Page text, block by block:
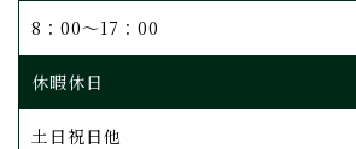
8：00～17：00
休暇休日
土日祝日他